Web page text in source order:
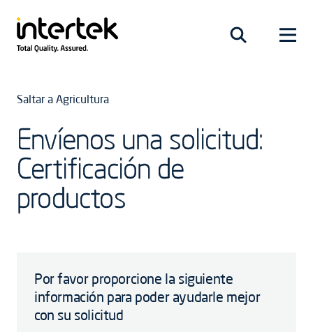
Saltar a Agricultura
Envíenos una solicitud:
Certificación de
productos
Por favor proporcione la siguiente
información para poder ayudarle mejor
con su solicitud